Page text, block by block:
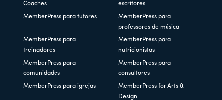
Coaches
escritores
MemberPress para tutores
MemberPress para
professores de música
MemberPress para
treinadores
MemberPress para
nutricionistas
MemberPress para
comunidades
MemberPress para
consultores
MemberPress para igrejas
MemberPress for Arts &
Design